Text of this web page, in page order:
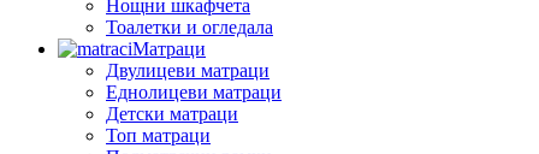
Нощни шкафчета
Тоалетки и огледала
Матраци
Двулицеви матраци
Еднолицеви матраци
Детски матраци
Топ матраци